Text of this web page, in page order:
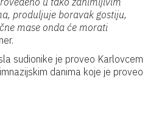
produljuje boravak gostiju,
mase onda će morati
sudionike je proveo Karlovcem
danima koje je proveo